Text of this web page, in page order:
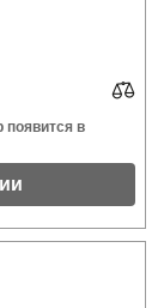
появится в